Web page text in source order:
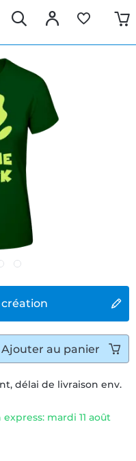
délai de livraison env.
mardi 11 août
Ajouter au panier